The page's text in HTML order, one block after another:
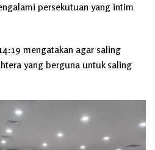
persekutuan yang intim
mengatakan agar saling
yang berguna untuk saling